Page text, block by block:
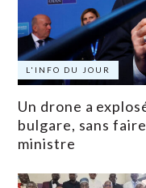
L'INFO DU JOUR
Un drone a
bulgare, sans
ministre